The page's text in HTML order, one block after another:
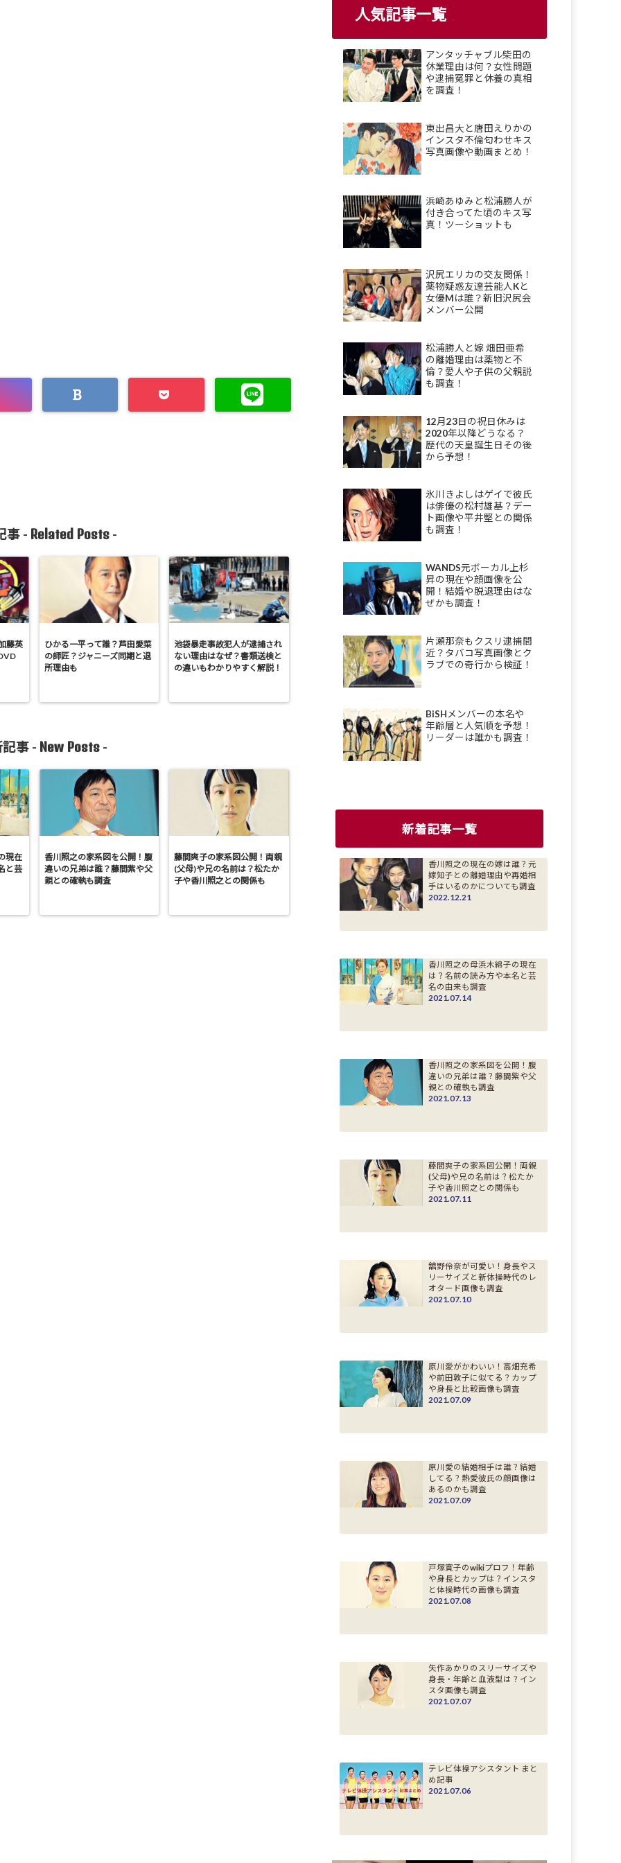
事 - Related Posts-
藤英
ひかる一平って誰？芦田愛菜
の師匠？ジャニーズ同期と退
所理由も
池袋暴走事故犯人が逮捕され
ない理由はなぜ？書類送検と
の違いもわかりやすく解説！
事 - New Posts -
現在
と芸
香川照之の家系図を公開！腹
違いの兄弟は誰？藤間紫や父
親との確執も調査
藤間爽子の家系図公開！両親
(父母)や兄の名前は？松たか
子や香川照之との関係も
人気記事一覧
アンタッチャブル柴田の
休業理由は何？女性問題
や逮捕冤罪と休養の真相
を調査！
東出昌大と唐田えりかの
インスタ不倫匂わせキス
写真画像や動画まとめ！
浜崎あゆみと松浦勝人が
付き合ってた頃のキス写
真！ツーショットも
沢尻エリカの交友関係！
薬物疑惑友達芸能人Kと
女優Mは誰？新旧沢尻会
メンバー公開
松浦勝人と嫁 畑田亜希
の離婚理由は薬物と不
倫？愛人や子供の父親説
も調査！
12月23日の祝日休みは
2020年以降どうなる？
歴代の天皇誕生日その後
から予想！
氷川きよしはゲイで彼氏
は俳優の松村雄基？デー
ト画像や平井堅との関係
も調査！
WANDS元ボーカル上杉
昇の現在や顔画像を公
開！結婚や脱退理由はな
ぜかも調査！
片瀬那奈もクスリ逮捕間
近？タバコ写真画像とク
ラブでの奇行から検証！
BiSHメンバーの本名や
年齢層と人気順を予想！
リーダーは誰かも調査！
新着記事一覧
香川照之の現在の嫁は誰？元
嫁知子との離婚理由や再婚相
手はいるのかについても調査
2022.12.21
香川照之の母浜木綿子の現在
は？名前の読み方や本名と芸
名の由来も調査
2021.07.14
香川照之の家系図を公開！腹
違いの兄弟は誰？藤間紫や父
親との確執も調査
2021.07.13
藤間爽子の家系図公開！両親
(父母)や兄の名前は？松たか
子や香川照之との関係も
2021.07.11
舘野伶奈が可愛い！身長やス
リーサイズと新体操時代のレ
オタード画像も調査
2021.07.10
原川愛がかわいい！高畑充希
や前田敦子に似てる？カップ
や身長と比較画像も調査
2021.07.09
原川愛の結婚相手は誰？結婚
してる？熱愛彼氏の顔画像は
あるのかも調査
2021.07.09
戸塚寛子のwikiプロフ！年齢
や身長とカップは？インスタ
と体操時代の画像も調査
2021.07.08
矢作あかりのスリーサイズや
身長・年齢と血液型は？イン
スタ画像も調査
2021.07.07
テレビ体操アシスタント まと
め記事
2021.07.06